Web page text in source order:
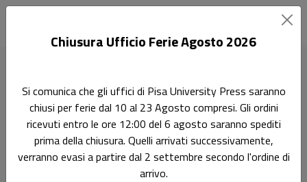
Le mura urbane crollano
Ricerca
Le mura urbane crollano
Chiusura Ufficio Ferie Agosto 2026
Si comunica che gli uffici di Pisa University Press saranno
chiusi per ferie dal 10 al 23 Agosto compresi. Gli ordini
ricevuti entro le ore 12:00 del 6 agosto saranno spediti
prima della chiusura. Quelli arrivati successivamente,
verranno evasi a partire dal 2 settembre secondo l'ordine di
arrivo.